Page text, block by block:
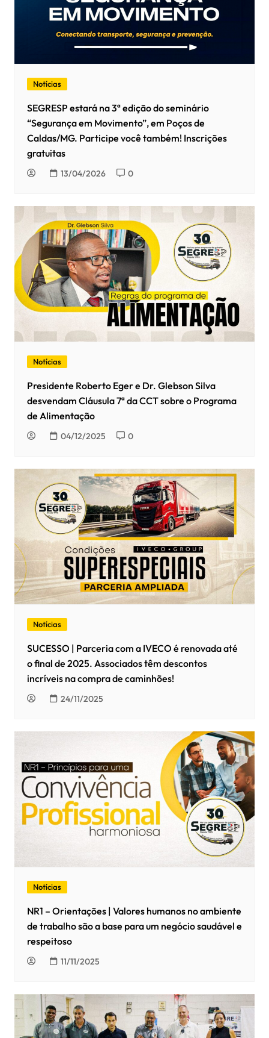
Notícias
SEGRESP estará na 3ª edição do seminário
“Segurança em Movimento”, em Poços de
Caldas/MG. Participe você também! Inscrições
gratuitas
13/04/2026 0
Notícias
Presidente Roberto Eger e Dr. Glebson Silva
desvendam Cláusula 7ª da CCT sobre o Programa
de Alimentação
04/12/2025 0
Notícias
SUCESSO | Parceria com a IVECO é renovada até
o final de 2025. Associados têm descontos
incríveis na compra de caminhões!
24/11/2025
Notícias
NR1 – Orientações | Valores humanos no ambiente
de trabalho são a base para um negócio saudável e
respeitoso
11/11/2025